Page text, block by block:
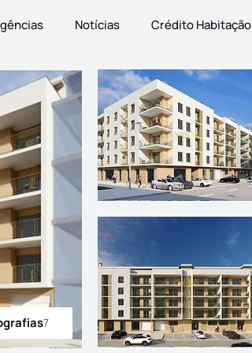
Notícias Crédito Habitação
as fotografias
7